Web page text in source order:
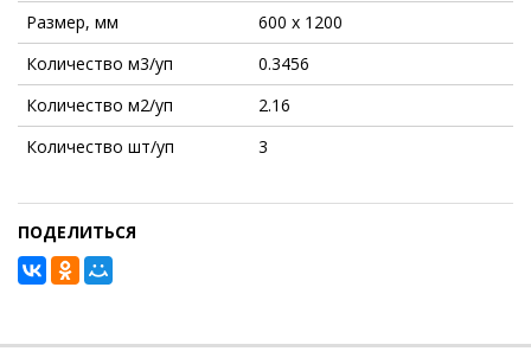
Размер, мм
600 х 1200
Количество м3/уп
0.3456
Количество м2/уп
2.16
Количество шт/уп
3
ПОДЕЛИТЬСЯ